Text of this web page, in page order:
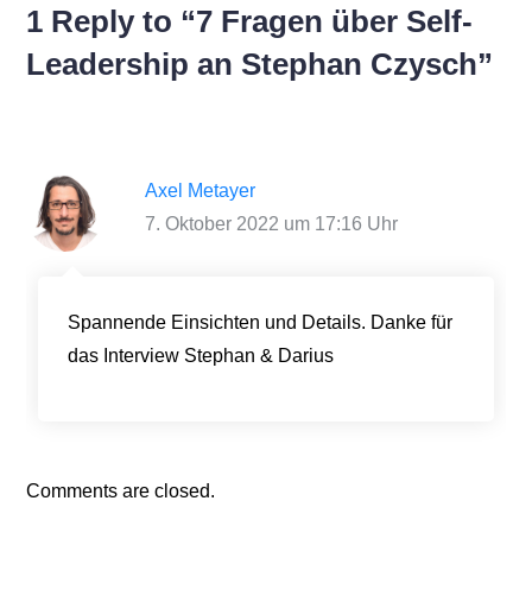
1 Reply to “7 Fragen über Self-
Leadership an Stephan Czysch”
Axel Metayer
7. Oktober 2022 um 17:16 Uhr
Spannende Einsichten und Details. Danke für
das Interview Stephan & Darius
Comments are closed.